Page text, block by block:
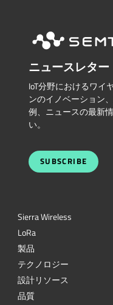
ニュースレター
IoT分野におけるワイ
ンのイノベーション
例、ニュースの最新
い。
SUBSCRIBE
Sierra Wireless
LoRa
製品
テクノロジー
設計リソース
品質